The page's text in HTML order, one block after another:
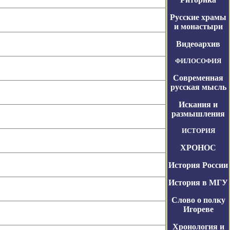
Русские храмы
и монастыри
Видеоархив
ФИЛОСОФИЯ
Современная
русская мысль
Искания и
размышления
ИСТОРИЯ
ХРОНОС
История России
История в МГУ
Слово о полку
Игореве
Хронология и